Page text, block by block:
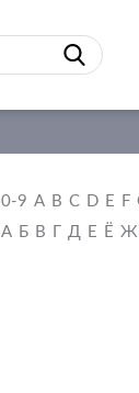
0-9 A B C D E F
А Б В Д Е Ё Ж